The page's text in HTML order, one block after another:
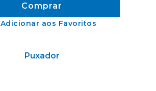
Adicionar aos Favoritos
Comprar
Puxador